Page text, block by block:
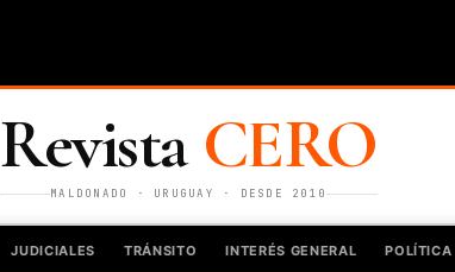
RevistaCERO
MALDONADO · URUGUAY · DESDE 2010
JUDICIALES TRÁNSITO INTERÉS GENERAL POLÍTICA